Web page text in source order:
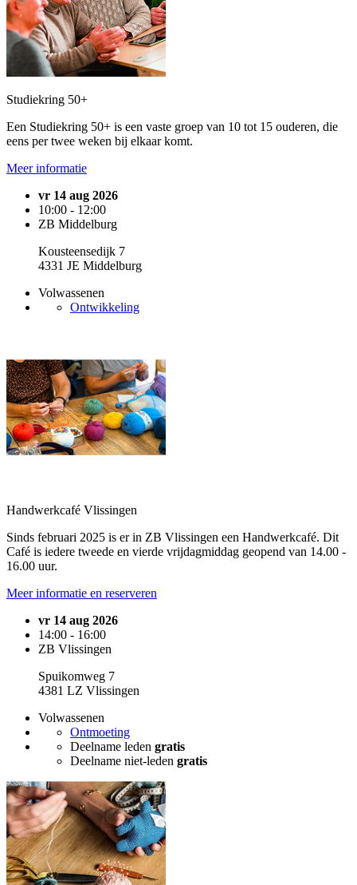
Studiekring 50+
Een Studiekring 50+ is een vaste groep van 10 tot 15 ouderen, die
eens per twee weken bij elkaar komt.
Meer informatie
vr 14 aug 2026
10:00 - 12:00
ZB Middelburg
Kousteensedijk 7
4331 JE Middelburg
Volwassenen
Ontwikkeling
Handwerkcafé Vlissingen
Sinds februari 2025 is er in ZB Vlissingen een Handwerkcafé. Dit
Café is iedere tweede en vierde vrijdagmiddag geopend van 14.00 -
16.00 uur.
Meer informatie en reserveren
vr 14 aug 2026
14:00 - 16:00
ZB Vlissingen
Spuikomweg 7
4381 LZ Vlissingen
Volwassenen
Ontmoeting
Deelname leden gratis
Deelname niet-leden gratis